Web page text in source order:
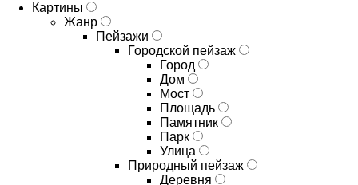
Картины
Жанр
Пейзажи
Городской пейзаж
Город
Дом
Мост
Площадь
Памятник
Парк
Улица
Природный пейзаж
Деревня